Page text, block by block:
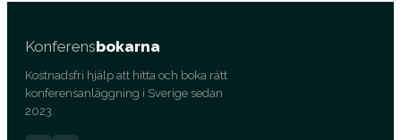
Konferensbokarna
Kostnadsfri hjälp att hitta och boka rätt
konferensanläggning i Sverige sedan
2023.